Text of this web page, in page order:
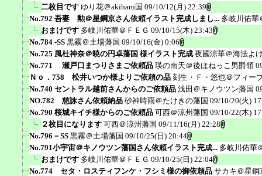
二枚目です ゆり花＠akiharu国 09/10/12(月) 22:39
No.792 吾妻 勲＠星鋼京さん依頼イラスト完成しまし... 多岐川佑華
おまけです 多岐川佑華＠ＦＥＧ 09/10/15(木) 23:43
No.784 -SS 黒霧＠土場藩国 09/10/16(金) 0:06
No.725 風杜神奈＠暁の円卓藩国 様イラスト完成 夜國涼華＠海法よ
No.771 瀬戸口まつりさまご依頼品 瑛の南天＠後ほねっこ男爵領
Ｎｏ．758 松井いつか様よりご依頼の品 刻生・Ｆ・悠也＠フィー
No.740 セントラル越前さんからのご依頼品 浅田＠キノウツン藩国
NO.782 慈詠さん依頼納品 砂神時雨＠たけきの藩国 09/10/20(火)
No.790 桜城キイチ様からのご依頼品 可西＠涼州藩国 09/10/22(木)
２枚目になります 可西＠涼州藩国 09/11/16(月) 22:28
No.796－SS 黒霧＠土場藩国 09/10/25(日) 20:44
No.791小宇宙＠キノウツン藩国さん依頼イラスト完成... 多岐川佑華
おまけです 多岐川佑華＠ＦＥＧ 09/10/25(日) 22:04
No.774 セタ・ロスティフンケ・フシミ様の御依頼品 サカキ＠星鋼